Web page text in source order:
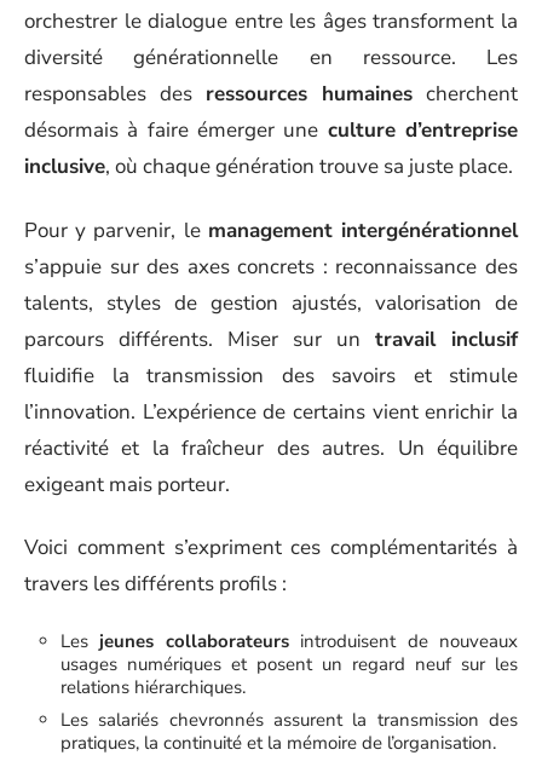
orchestrer le dialogue entre les âges transforment la
diversité générationnelle en ressource. Les
responsables des ressources humaines cherchent
désormais à faire émerger une culture d’entreprise
inclusive, où chaque génération trouve sa juste place.
Pour y parvenir, le management intergénérationnel
s’appuie sur des axes concrets : reconnaissance des
talents, styles de gestion ajustés, valorisation de
parcours différents. Miser sur un travail inclusif
fluidifie la transmission des savoirs et stimule
l’innovation. L’expérience de certains vient enrichir la
réactivité et la fraîcheur des autres. Un équilibre
exigeant mais porteur.
Voici comment s’expriment ces complémentarités à
travers les différents profils :
Les jeunes collaborateursintroduisent de nouveaux
usages numériques et posent un regard neuf sur les
relations hiérarchiques.
Les salariés chevronnés assurent la transmission des
pratiques, la continuité et la mémoire de l’organisation.